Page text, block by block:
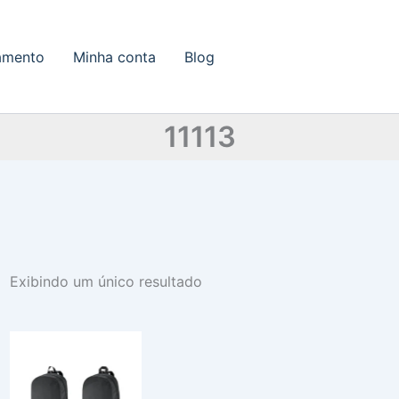
Minha conta Blog
11113
Exibindo um único resultado